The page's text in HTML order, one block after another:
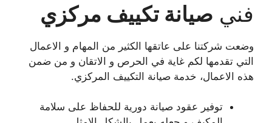
فني صيانة تكييف مركزي
وضعت شركتنا على عاتقها الكثير من المهام و الاعمال
التي تقدمها لكم غاية في الحرص و الاتقان و من ضمن
هذه الاعمال، خدمة صيانة التكييف المركزي.
توفير عقود صيانة دورية للحفاظ على سلامة